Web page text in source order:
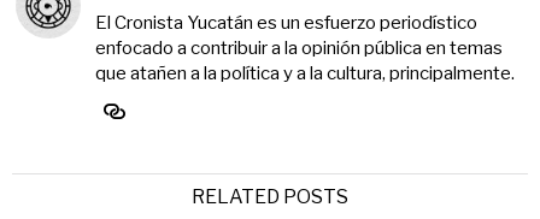
El Cronista Yucatán es un esfuerzo periodístico
enfocado a contribuir a la opinión pública en temas
que atañen a la política y a la cultura, principalmente.
RELATED POSTS